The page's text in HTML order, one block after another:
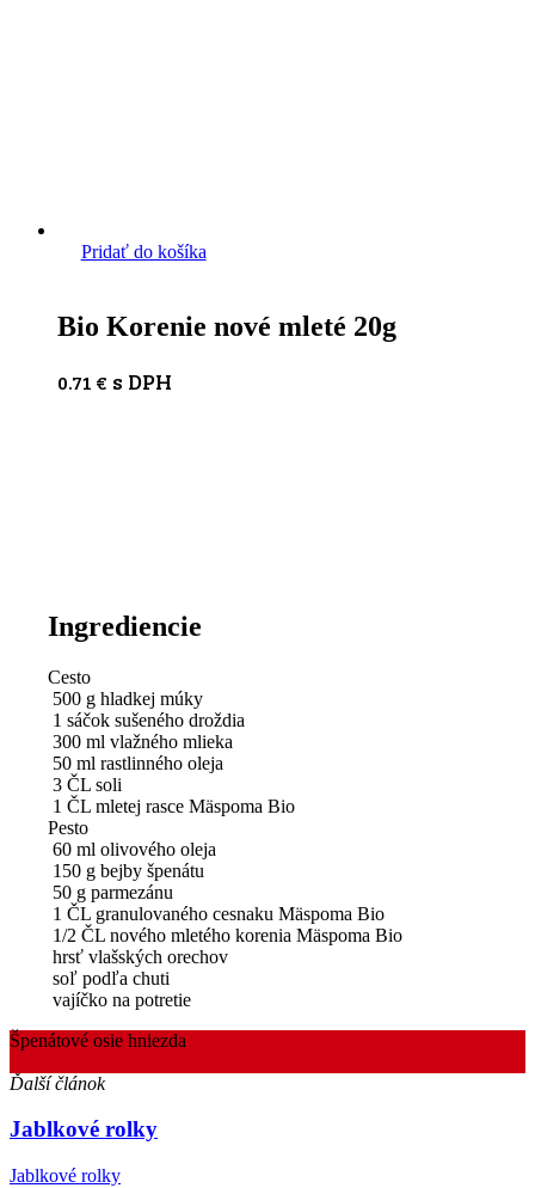
Pridať do košíka
Bio Korenie nové mleté 20g
0.71 € s DPH
Ingrediencie
Cesto
500 g hladkej múky
1 sáčok sušeného droždia
300 ml vlažného mlieka
50 ml rastlinného oleja
3 ČL soli
1 ČL mletej rasce Mäspoma Bio
Pesto
60 ml olivového oleja
150 g bejby špenátu
50 g parmezánu
1 ČL granulovaného cesnaku Mäspoma Bio
1/2 ČL nového mletého korenia Mäspoma Bio
hrsť vlašských orechov
soľ podľa chuti
vajíčko na potretie
Špenátové osie hniezda
Ďalší článok
Jablkové rolky
Jablkové rolky